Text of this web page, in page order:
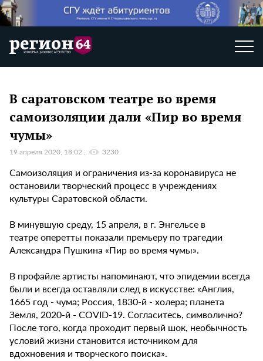
В саратовском театре во время
самоизоляции дали «Пир во время
чумы»
19 апреля 2020, 18:02 3230
Самоизоляция и ограничения из-за коронавируса не
остановили творческий процесс в учреждениях
культуры Саратовской области.
В минувшую среду, 15 апреля, в г. Энгельсе в
театре оперетты показали премьеру по трагедии
Александра Пушкина «Пир во время чумы».
В профайле артисты напоминают, что эпидемии всегда
были и всегда оставляли след в искусстве: «Англия,
1665 год - чума; Россия, 1830-й - холера; планета
Земля, 2020-й - COVID-19. Согласитесь, символично?
После того, когда проходит первый шок, необычность
условий жизни становится источником для
вдохновения и творческого поиска».